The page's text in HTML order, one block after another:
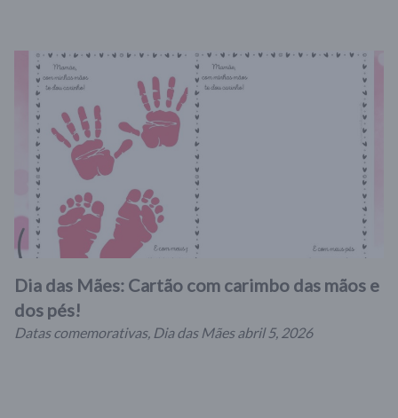
Dia das Mães: Cartão com carimbo das mãos e
dos pés!
Datas comemorativas, Dia das Mães abril 5, 2026